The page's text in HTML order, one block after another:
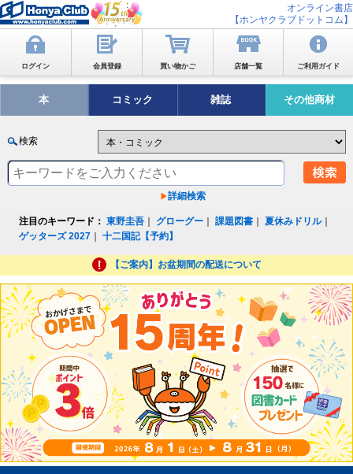
オンライン書店
【ホンヤクラブドットコム】
ログイン 会員登録 買い物かご 店舗一覧 ご利用ガイド
本 コミック 雑誌 その他商材
検索
詳細検索
注目のキーワード： 東野圭吾 グローグー ｜課題図書 ｜夏休みドリル｜
ゲッターズ 2027 ｜十二国記【予約】
【ご案内】お盆期間の配送について